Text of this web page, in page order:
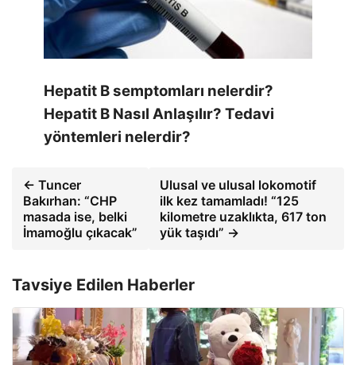
Hepatit B semptomları nelerdir?
Hepatit B Nasıl Anlaşılır? Tedavi
yöntemleri nelerdir?
← Tuncer
Bakırhan: “CHP
masada ise, belki
İmamoğlu çıkacak”
Ulusal ve ulusal lokomotif
ilk kez tamamladı! “125
kilometre uzaklıkta, 617 ton
yük taşıdı” →
Tavsiye Edilen Haberler